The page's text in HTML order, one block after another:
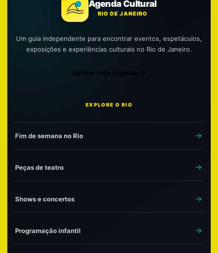
Agenda Cultural
RIO DE JANEIRO
Um guia independente para encontrar eventos, espetáculos,
exposições e experiências culturais no Rio de Janeiro.
Explorar toda a agenda
EXPLORE O RIO
Fim de semana no Rio
Peças de teatro
Shows e concertos
Programação infantil